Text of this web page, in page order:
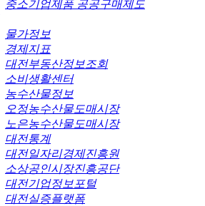
중소기업제품 공공구매제도
물가정보
경제지표
대전부동산정보조회
소비생활센터
농수산물정보
오정농수산물도매시장
노은농수산물도매시장
대전통계
대전일자리경제진흥원
소상공인시장진흥공단
대전기업정보포털
대전실증플랫폼